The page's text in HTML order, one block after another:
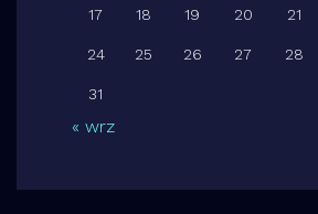
17 18 19 20 21
24 25 26 27 28
31
« wrz